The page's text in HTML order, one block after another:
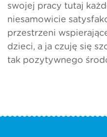
swojej pracy tutaj
niesamowicie
przestrzeni
dzieci, a ja czuję się
tak pozytywnego